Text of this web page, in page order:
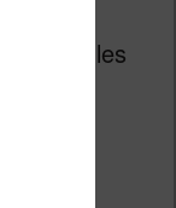
pas de les
sur
une